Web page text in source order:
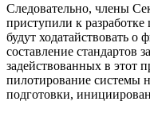
Следовательно, члены
приступили к разработке
будут ходатайствовать
состав­ление стандартов
задействованных в этот
пилотирование системы
под­готовки,